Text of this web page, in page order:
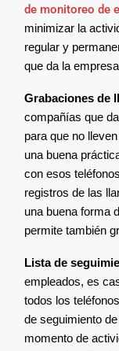
de monitoreo de
minimizar la
regular y
que da la
Grabaciones de
compañías que
para que no
una buena
con esos
registros de las
una buena forma
permite también
Lista de
empleados, es
todos los
de seguimiento
momento de